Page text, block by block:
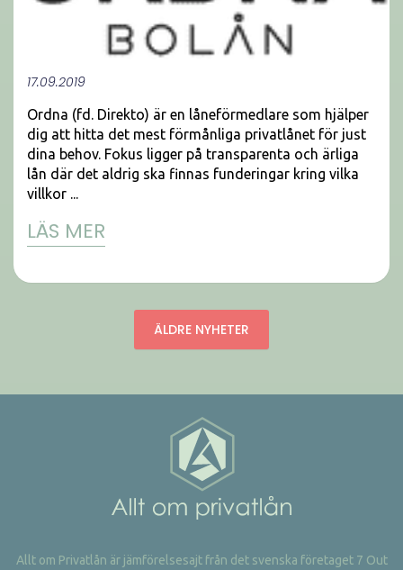
17.09.2019
Ordna (fd. Direkto) är en låneförmedlare som hjälper
dig att hitta det mest förmånliga privatlånet för just
dina behov. Fokus ligger på transparenta och ärliga
lån där det aldrig ska finnas funderingar kring vilka
villkor ...
LÄS MER
ÄLDRE NYHETER
Allt om Privatlån är jämförelsesajt från det svenska företaget 7 Out